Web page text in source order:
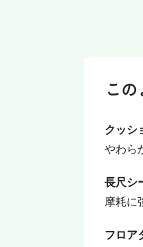
こ
クッシ
やわら
長尺シ
摩耗に
フロア